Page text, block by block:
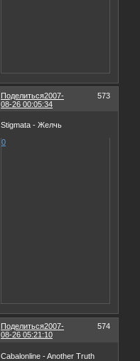
Поделиться 573
2007-
08-26 00:05:34
Stigmata - Желчь
0
Поделиться 574
2007-
08-26 05:21:10
Cabalonline - Another Truth